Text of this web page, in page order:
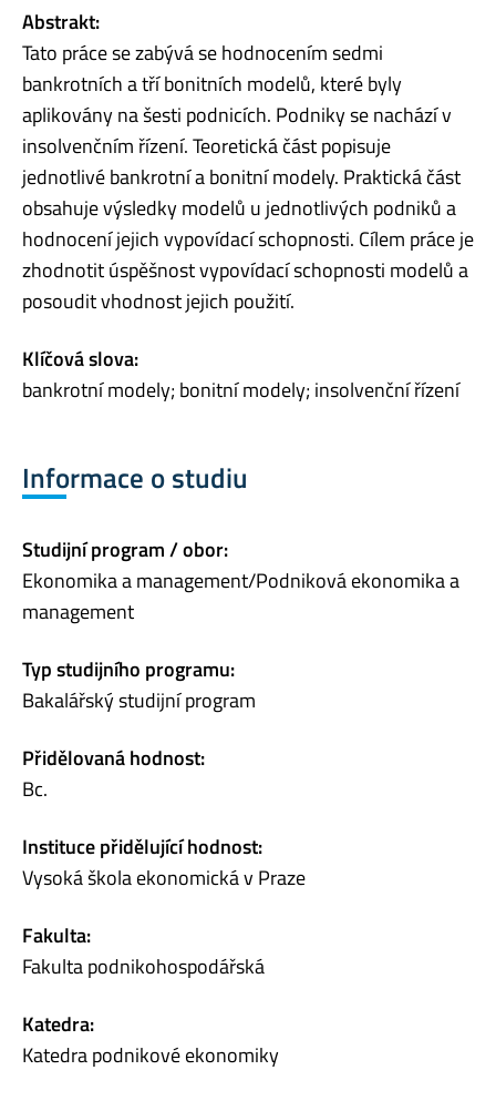
Abstrakt:
Tato práce se zabývá se hodnocením sedmi
bankrotních a tří bonitních modelů, které byly
aplikovány na šesti podnicích. Podniky se nachází v
insolvenčním řízení. Teoretická část popisuje
jednotlivé bankrotní a bonitní modely. Praktická část
obsahuje výsledky modelů u jednotlivých podniků a
hodnocení jejich vypovídací schopnosti. Cílem práce je
zhodnotit úspěšnost vypovídací schopnosti modelů a
posoudit vhodnost jejich použití.
Klíčová slova:
bankrotní modely; bonitní modely; insolvenční řízení
Informace o studiu
Studijní program / obor:
Ekonomika a management/Podniková ekonomika a
management
Typ studijního programu:
Bakalářský studijní program
Přidělovaná hodnost:
Bc.
Instituce přidělující hodnost:
Vysoká škola ekonomická v Praze
Fakulta:
Fakulta podnikohospodářská
Katedra:
Katedra podnikové ekonomiky